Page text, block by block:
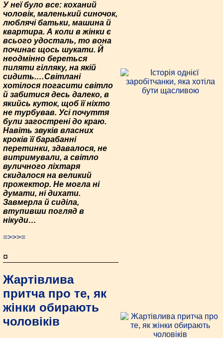
У неї було все: коханий
чоловік, маленький синочок,
люблячі батьки, машина й
квартира. А коли в жінки є
всього удосталь, то вона
починає щось шукати. Й
неодмінно береться
пиляти гілляку, на якій
сидить.…Світлані
хотілося погасити світло
й забитися десь далеко, в
якийсь куток, щоб її ніхто
не турбував. Усі почуття
були загострені до краю.
Навіть звуків власних
кроків її барабанні
перетинки, здавалося, не
витримували, а світло
вуличного ліхтаря
скидалося на великий
прожектор. Не могла ні
думати, ні дихати.
Завмерла й сиділа,
втупивши погляд в
нікуди…
=>>>=
¤
Жартівлива
притча про те, як
жінки обирають
чоловіків